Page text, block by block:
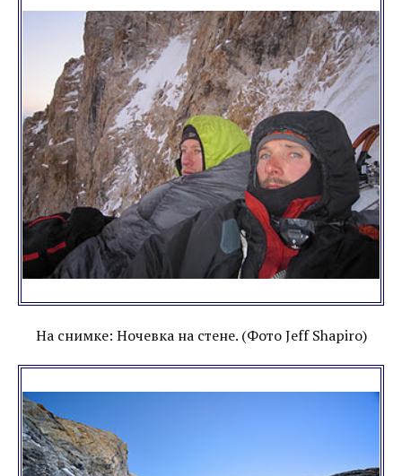
На снимке: Ночевка на стене. (Фото Jeff Shapiro)